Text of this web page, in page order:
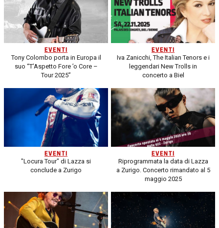
EVENTI
Tony Colombo porta in Europa il
suo “T’Aspetto Fore ’o Core –
Tour 2025”
EVENTI
Iva Zanicchi, The Italian Tenors e i
leggendari New Trolls in
concerto a Biel
EVENTI
"Locura Tour" di Lazza si
conclude a Zurigo
EVENTI
Riprogrammata la data di Lazza
a Zurigo. Concerto rimandato al 5
maggio 2025